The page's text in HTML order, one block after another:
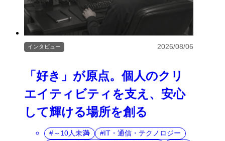
「好き」が原点。個人のクリ
エイティビティを支え、安心
して輝ける場所を創る
インタビュー 2026/08/06
～10人未満
IT・通信・テクノロジー